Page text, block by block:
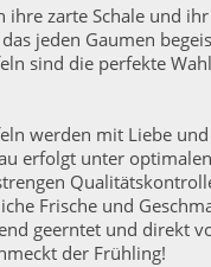
ihre zarte Schale und
jeden Gaumen
sind die perfekte
werden mit Liebe
erfolgt unter optimalen
Frische und
geerntet und direkt
der Frühling!